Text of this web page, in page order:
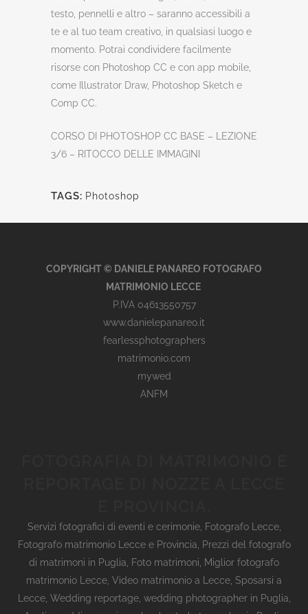
testo, pennelli e altro – saranno accessibili a
te e al tuo team creativo, in qualsiasi luogo e
momento. Potrai condividere facilmente
risorse con Photoshop CC e con app mobile,
come Illustrator Draw, Photoshop Sketch e
Comp CC.
CORSO DI PHOTOSHOP CC BASE – LEZIONE
3/6 – RITOCCO DELLE IMMAGINI
TAGS: Photoshop
COPYRIGHT © DANIELE PANAREO FOTOGRAFO
MATRIMONIO LECCE
P.IVA 04613550757
www.danielepanareo.it
fearlessphotographers
matrimonio.com
mywed
ANFM
Servizi fotografici di eventi e cerimonie, Fotografo Lecce,
Fotografo matrimonio Lecce e Provincia
Prezzi del fotografo
di matrimoni in Puglia
Foto matrimoni
Miglior fotografo
matrimonio Lecce Video matrimonio a Lecce Sposarsi a
Lecce, Wedding reportage, wedding photographer in Puglia,